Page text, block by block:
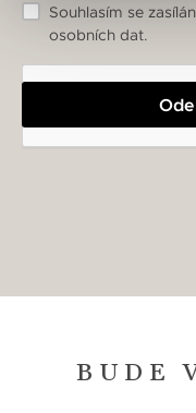
Souhlasím se
osobních dat.
BUDE